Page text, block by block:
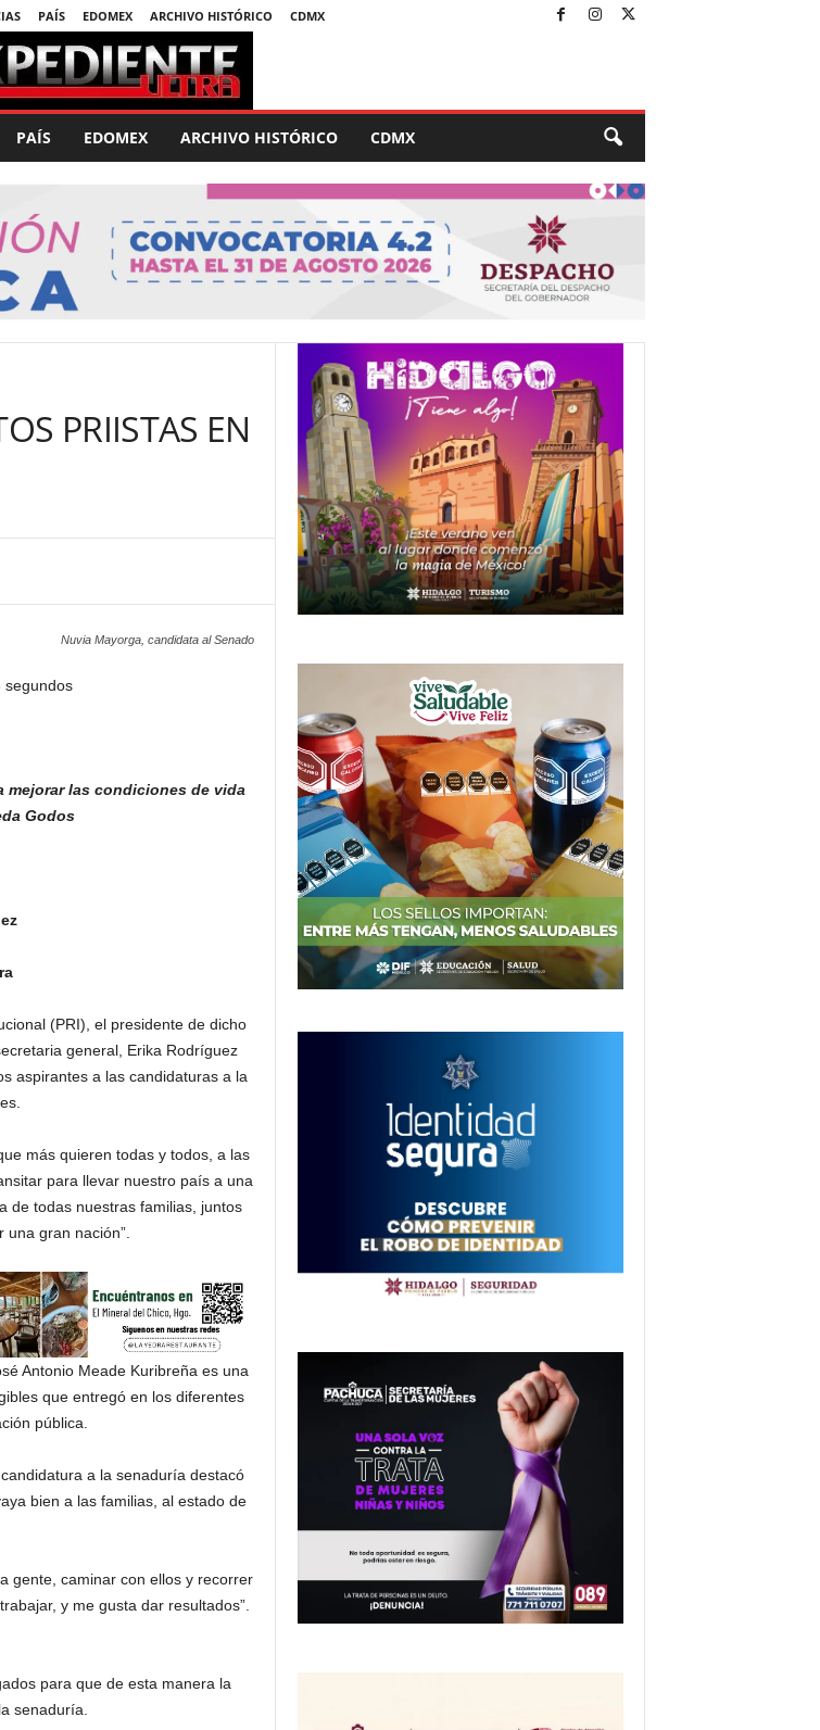
PAÍS EDOMEX ARCHIVO HISTÓRICO CDMX
PAÍS EDOMEX ARCHIVO HISTÓRICO CDMX
PRIISTAS EN
Nuvia Mayorga, candidata al Senado
segundos
mejorar las condiciones de vida
Godos
(PRI), el presidente de dicho
general, Erika Rodríguez
aspirantes a las candidaturas a la
más quieren todas y todos, a las
para llevar nuestro país a una
de todas nuestras familias, juntos
gran nación”.
Antonio Meade Kuribreña es una
que entregó en los diferentes
pública.
a la senaduría destacó
bien a las familias, al estado de
gente, caminar con ellos y recorrer
y me gusta dar resultados”.
para que de esta manera la
senaduría.